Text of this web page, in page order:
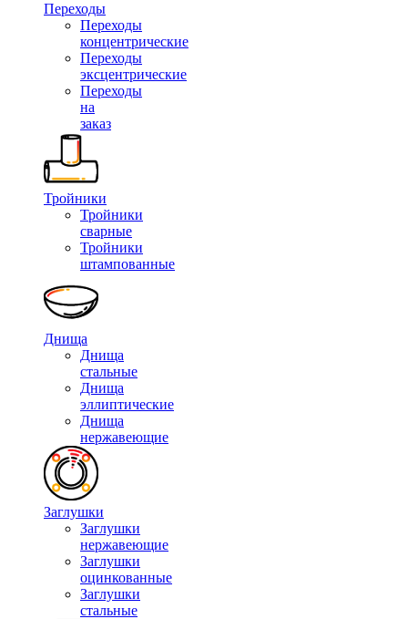
Переходы
Переходы
концентрические
Переходы
эксцентрические
Переходы
на
заказ
Тройники
Тройники
сварные
Тройники
штампованные
Днища
Днища
стальные
Днища
эллиптические
Днища
нержавеющие
Заглушки
Заглушки
нержавеющие
Заглушки
оцинкованные
Заглушки
стальные